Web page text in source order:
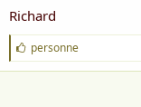
Richard
J
'
a
personne